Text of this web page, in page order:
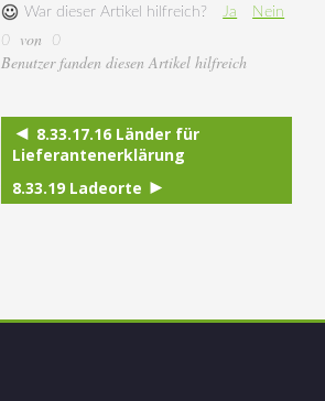
War dieser Artikel hilfreich? Ja
Nein
0
von 0
Benutzer fanden diesen Artikel hilfreich
8.33.17.16 Länder für
Lieferantenerklärung
8.33.19 Ladeorte